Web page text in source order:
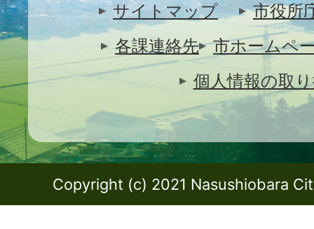
サイトマップ
市役所
各課連絡先
市ホームペ
個人情報の取
Copyright (c) 2021 Nasushiobara